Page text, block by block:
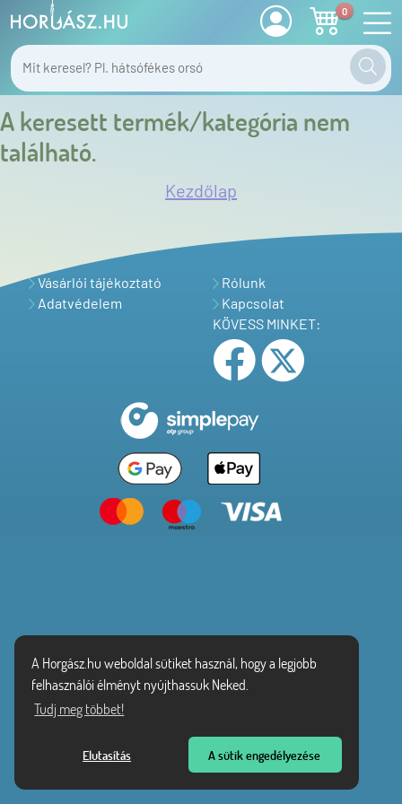
A Horgász.hu weboldal sütiket használ, hogy a legjobb
felhasználói élményt nyújthassuk Neked.
Tudj meg többet!
Elutasítás A sütik engedélyezése
0
A keresett termék/kategória nem
található.
Kezdőlap
Vásárlói tájékoztató
Adatvédelem
Rólunk
Kapcsolat
KÖVESS MINKET: